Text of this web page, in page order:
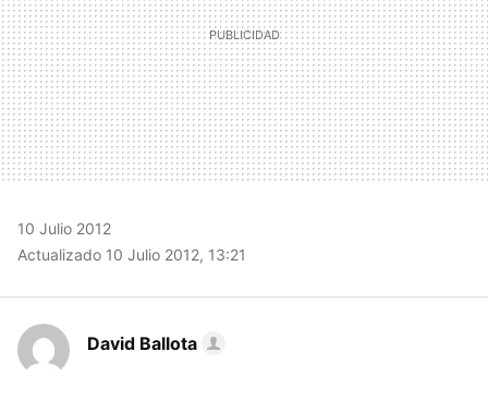
10 Julio 2012
Actualizado 10 Julio 2012, 13:21
David Ballota